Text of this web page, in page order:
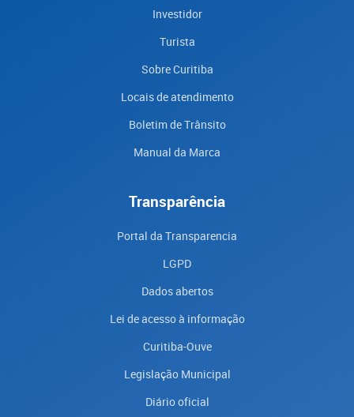
Investidor
Turista
Sobre Curitiba
Locais de atendimento
Boletim de Trânsito
Manual da Marca
Transparência
Portal da Transparencia
LGPD
Dados abertos
Lei de acesso à informação
Curitiba-Ouve
Legislação Municipal
Diário oficial